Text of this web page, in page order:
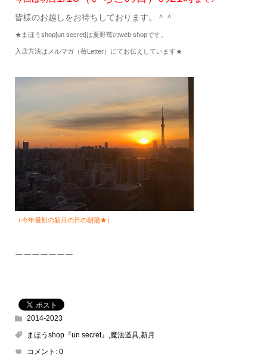
皆様のお越しをお待ちしております。＾＾
★まほうshop[un secret]は夏野苺のweb shopです。
入店方法はメルマガ（苺Letter）にてお伝えしています★
（今年最初の新月の日の朝陽★）
ーーーーーーー
2014-2023
まほうshop『un secret』,魔法道具,新月
コメント: 0